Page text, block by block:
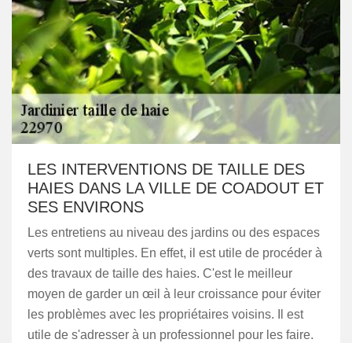
LES INTERVENTIONS DE TAILLE DES
HAIES DANS LA VILLE DE COADOUT ET
SES ENVIRONS
Les entretiens au niveau des jardins ou des espaces
verts sont multiples. En effet, il est utile de procéder à
des travaux de taille des haies. C'est le meilleur
moyen de garder un œil à leur croissance pour éviter
les problèmes avec les propriétaires voisins. Il est
utile de s'adresser à un professionnel pour les faire.